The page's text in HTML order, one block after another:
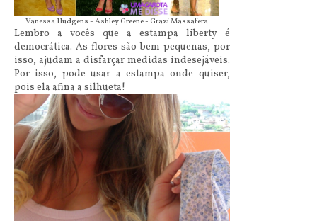
Vanessa Hudgens - Ashley Greene - Grazi Massafera
Lembro a vocês que a estampa liberty é
democrática. As flores são bem pequenas, por
isso, ajudam a disfarçar medidas indesejáveis.
Por isso, pode usar a estampa onde quiser,
pois ela afina a silhueta!